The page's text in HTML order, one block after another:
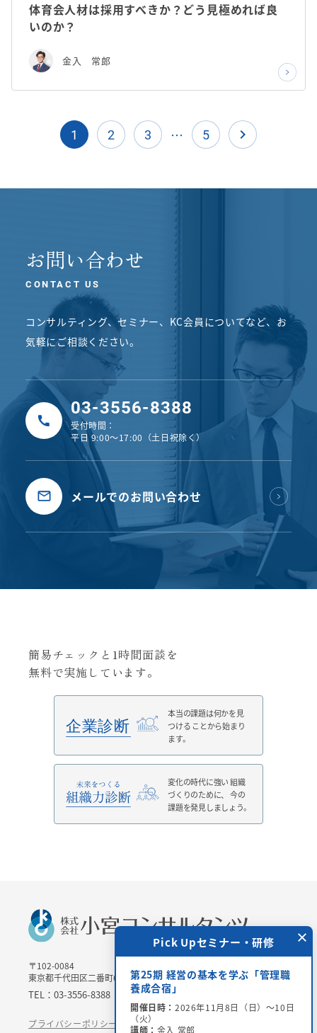
×
ミナー・研修
チャリティー講演会
・オンライン配
8月28日（金）15：00
Pick Upセミナー・研修
第25期 経営の基本を学ぶ「管理職
養成合宿」
開催日時： 2026年11月8日（日）～10日
（火）
講師： 金入 常郎
体育会人材は採用すべきか？どう見極めれば良
いのか？
金入 常郎
1 2 3 … 5 navigate_next
お問い合わせ
CONTACT US
コンサルティング、セミナー、KC会員についてなど、 お
気軽にご相談ください。
03-3556-8388
受付時間：
平日 9:00〜17:00（土日祝除く）
メールでのお問い合わせ
簡易チェックと1時間面談を
無料で実施しています。
本当の課題は何かを見
つける ことから始まり
ます。
変化の時代に強い組織
づくりのために、
今の
課題を発見しましょう。
〒102-0084
東京都千代田区二番町6-3 二番町三協ビル3Ｆ
TEL：03-3556-8388 / FAX：03-3556-8389
プライバシーポリシー 特定商取引法に基づく表記